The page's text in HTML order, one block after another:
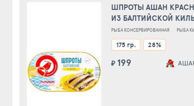
ШПРОТЫ АШАН
ИЗ БАЛТИЙСКОЙ
МАСЛЕ, 175 Г
РЫБА КОНСЕРВИРОВАННАЯ РЫБА
175 гр. 28%
₽ 199